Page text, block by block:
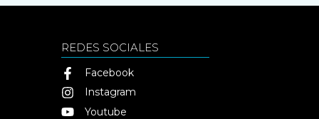
REDES SOCIALES
Facebook
Instagram
Youtube